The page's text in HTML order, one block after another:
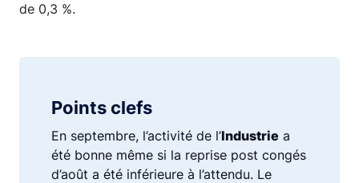
de 0,3 %.
Points clefs
En septembre, l’activité de l’Industrie a
été bonne même si la reprise post congés
d’août a été inférieure à l’attendu. Le